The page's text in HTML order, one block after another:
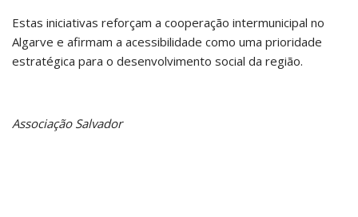
Estas iniciativas reforçam a cooperação intermunicipal no
Algarve e afirmam a acessibilidade como uma prioridade
estratégica para o desenvolvimento social da região.
Associação Salvador